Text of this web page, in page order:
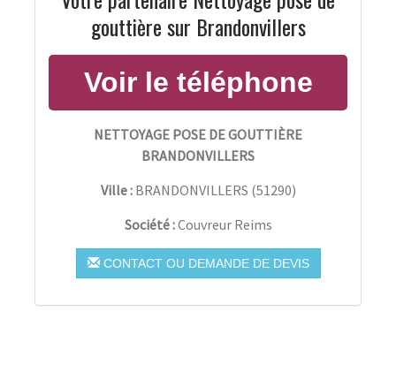
gouttière sur Brandonvillers
NETTOYAGE POSE DE GOUTTIÈRE
BRANDONVILLERS
Ville : BRANDONVILLERS (51290)
Société :Couvreur Reims
CONTACT OU DEMANDE DE DEVIS